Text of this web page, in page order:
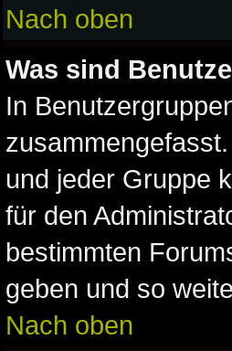
Nach oben
Was sind
In
und jeder Gruppe
für den
bestimmten
geben und so
Nach oben